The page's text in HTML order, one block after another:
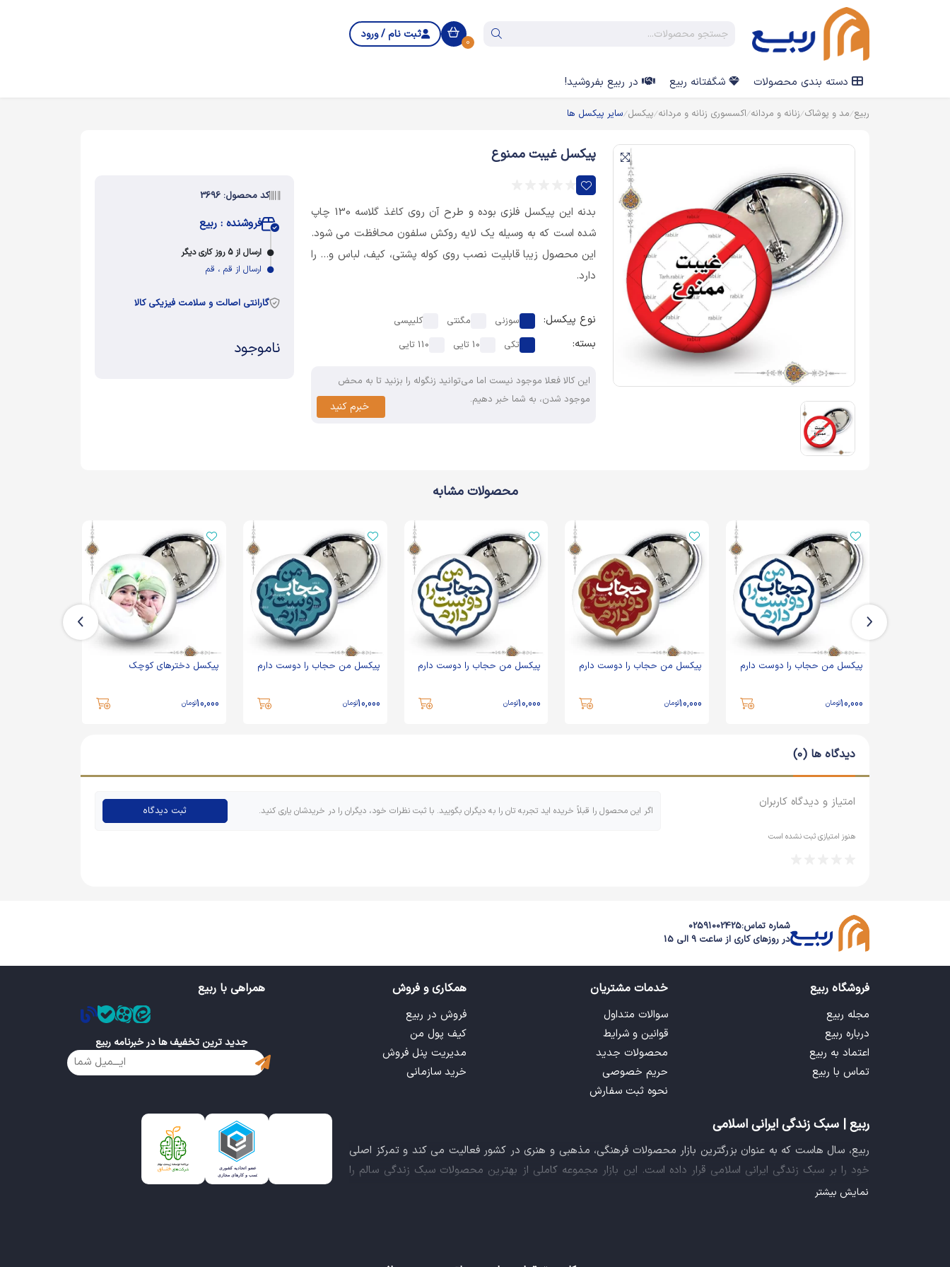
0
ثبت نام / ورود
دسته بندی محصولات شگفتانه ربیع در ربیع بفروشید!
ربیع مد و پوشاک زنانه و مردانه اکسسوری زنانه و مردانه پیکسل سایر پیکسل ها
پیکسل غیبت ممنوع
بدنه این پیکسل فلزی بوده و طرح آن روی کاغذ گلاسه 130 چاپ
شده است که به وسیله یک لایه روکش سلفون محافظت می شود.
این محصول زیبا قابلیت نصب روی کوله پشتی، کیف، لباس و... را
دارد.
نوع پیکسل: سوزنی مگنتی کلیپسی
بسته: تکی 10 تایی 110 تایی
این کالا فعلا موجود نیست اما می‌توانید زنگوله را بزنید تا به محض
موجود شدن، به شما خبر دهیم.
خبرم کنید
کد محصول: 3696
فروشنده : ربیع
ارسال از 5 روز کاری دیگر
ارسال از قم ، قم
گارانتی اصالت و سلامت فیزیکی کالا
ناموجود
محصولات مشابه
پیکسل من حجاب را دوست دارم
10,000تومان
پیکسل من حجاب را دوست دارم
10,000تومان
پیکسل من حجاب را دوست دارم
10,000تومان
پیکسل من حجاب را دوست دارم
10,000تومان
پیکسل دخترهای کوچک
10,000تومان
دیدگاه ها (0)
امتیاز و دیدگاه کاربران
هنوز امتیازی ثبت نشده است
اگر این محصول را قبلاً خریده اید تجربه تان را به دیگران بگویید. با ثبت نظرات خود، دیگران را در خریدشان یاری کنید. ثبت دیدگاه
شماره تماس:02591002425
در روزهای کاری از ساعت 9 الی 15
فروشگاه ربیع
مجله ربیع
درباره ربیع
اعتماد به ربیع
تماس با ربیع
خدمات مشتریان
سوالات متداول
قوانین و شرایط
محصولات جدید
حریم خصوصی
نحوه ثبت سفارش
همکاری و فروش
فروش در ربیع
کیف پول من
مدیریت پنل فروش
خرید سازمانی
همراهی با ربیع
جدید ترین تخفیف ها در خبرنامه ربیع
ربیع | سبک زندگی ایرانی اسلامی
ربیع، سال هاست که به عنوان بزرگترین بازار محصولات فرهنگی، مذهبی و هنری در کشور فعالیت می کند و تمرکز اصلی
خود را بر سبک زندگی ایرانی اسلامی قرار داده است. این بازار مجموعه کاملی از بهترین محصولات سبک زندگی سالم را
فراهم آورده تا تمام نیازهای شما را برای خرید اینترنتی کالاهای فرهنگی، مذهبی و هنری برآورده نماید.
نمایش بیشتر